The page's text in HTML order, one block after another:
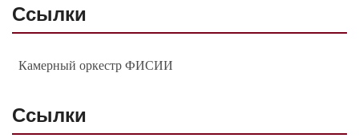
Ссылки
Камерный оркестр ФИСИИ
Ссылки